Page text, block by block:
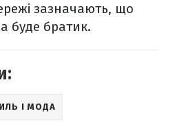
зазначають, що
буде братик.
І МОДА